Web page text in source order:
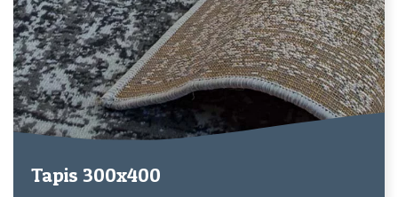
Tapis 300x400